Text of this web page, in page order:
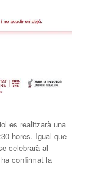
es realitzarà una
hores. Igual que
celebrarà al
confirmat la